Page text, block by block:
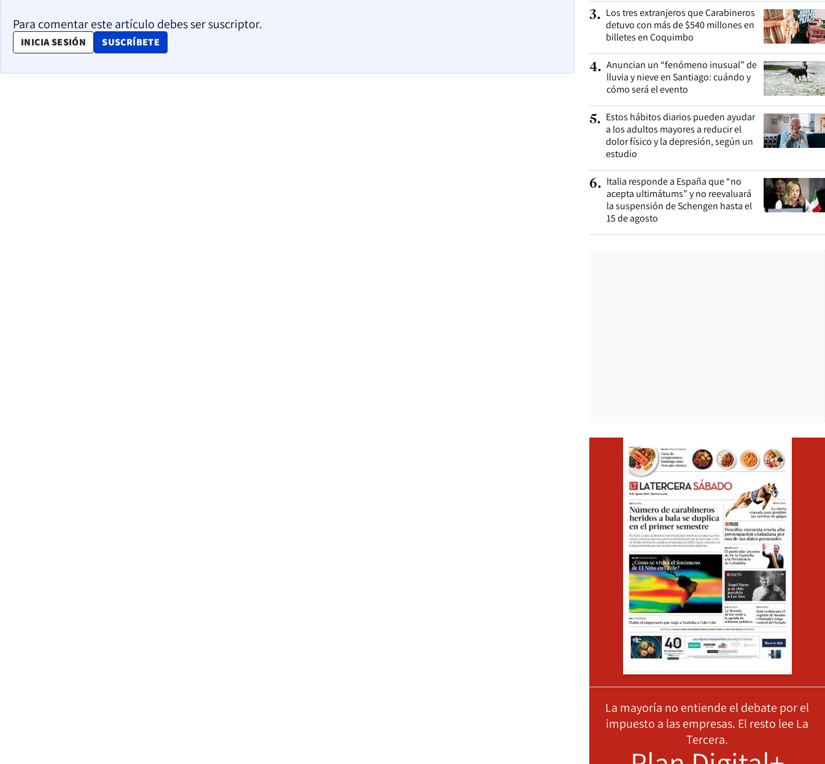
Para comentar este artículo debes ser suscriptor.
INICIA SESIÓN SUSCRÍBETE
OPENS IN NEW WINDOW
3. Los tres extranjeros que Carabineros
detuvo con más de $540 millones en
billetes en Coquimbo
4. Anuncian un “fenómeno inusual” de
lluvia y nieve en Santiago: cuándo y
cómo será el evento
5. Estos hábitos diarios pueden ayudar
a los adultos mayores a reducir el
dolor físico y la depresión, según un
estudio
6. Italia responde a España que “no
acepta ultimátums” y no reevaluará
la suspensión de Schengen hasta el
15 de agosto
La mayoría no entiende el debate por el
impuesto a las empresas. El resto lee La
Tercera.